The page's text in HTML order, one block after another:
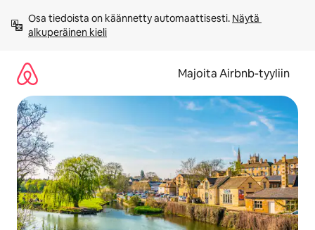
sisältö
väliin
Osa tiedoista on käännetty automaattisesti. Näytä
alkuperäinen kieli
Majoita Airbnb-tyyliin